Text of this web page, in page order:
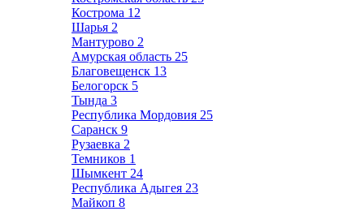
Кострома 12
Шарья 2
Мантурово 2
Амурская область 25
Благовещенск 13
Белогорск 5
Тында 3
Республика Мордовия 25
Саранск 9
Рузаевка 2
Темников 1
Шымкент 24
Республика Адыгея 23
Майкоп 8